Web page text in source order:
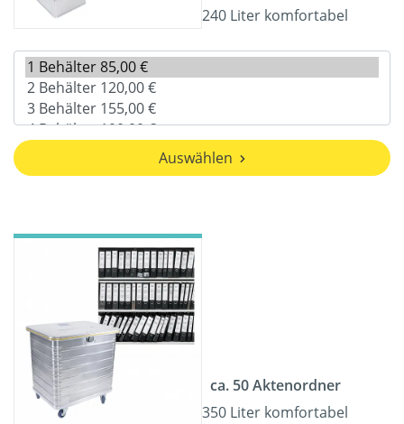
240 Liter komfortabel
Auswählen
ca. 50 Aktenordner
350 Liter komfortabel